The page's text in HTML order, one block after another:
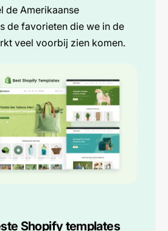
de Amerikaanse
de favorieten die we in de
veel voorbij zien komen.
Shopify templates